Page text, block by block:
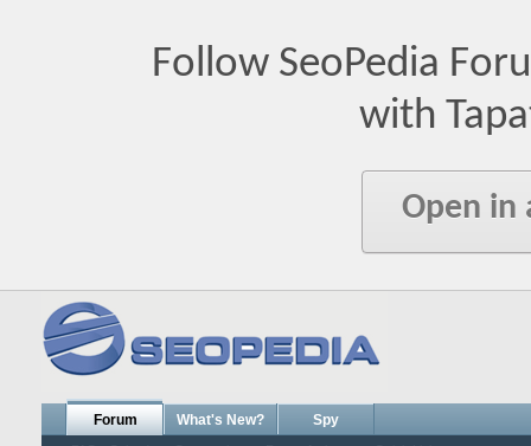
Follow SeoPedia
with
Open in
Forum What's New? Spy